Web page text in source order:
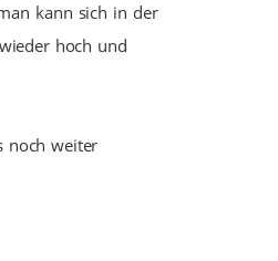
kann sich in der
hoch und
noch weiter